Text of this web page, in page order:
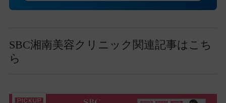
SBC湘南美容クリニック関連記事はこち
ら